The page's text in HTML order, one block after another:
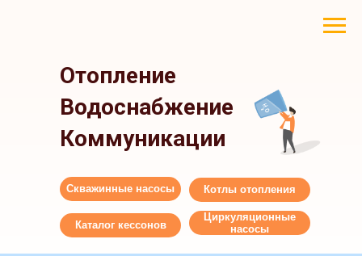
Отопление
Водоснабжение
Коммуникации
Скважинные насосы
Каталог кессонов
Циркуляционные
насосы
Котлы отопления